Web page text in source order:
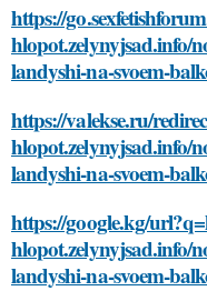
https://
hlopot.zelynyjsad.info/
landyshi-na-svoem-
https://valekse.ru/
hlopot.zelynyjsad.info/
landyshi-na-svoem-
https://google.kg/
hlopot.zelynyjsad.info/
landyshi-na-svoem-